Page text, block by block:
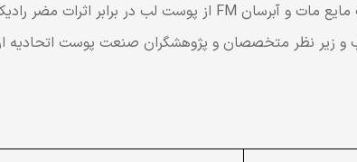
و زیر نظر متخصصان و پژوهشگران صنعت پوست اتحادیه